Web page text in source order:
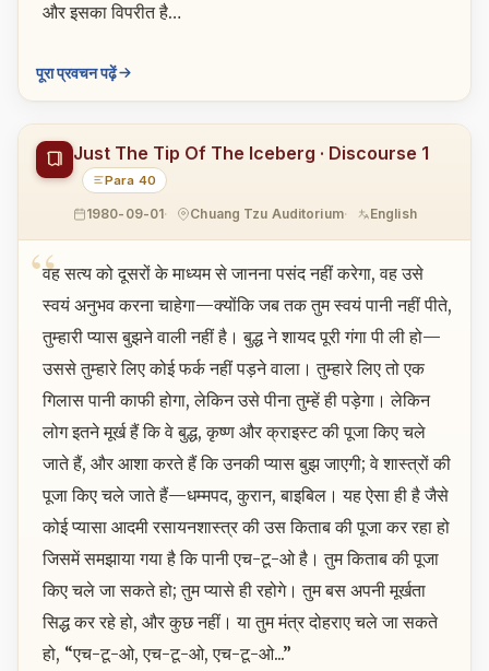
और इसका विपरीत है…
पूरा प्रवचन पढ़ें
Just The Tip Of The Iceberg · Discourse 1
Para 40
1980-09-01 Chuang Tzu Auditorium English
वह सत्य को दूसरों के माध्यम से जानना पसंद नहीं करेगा, वह उसे
स्वयं अनुभव करना चाहेगा—क्योंकि जब तक तुम स्वयं पानी नहीं पीते,
तुम्हारी प्यास बुझने वाली नहीं है। बुद्ध ने शायद पूरी गंगा पी ली हो—
उससे तुम्हारे लिए कोई फर्क नहीं पड़ने वाला। तुम्हारे लिए तो एक
गिलास पानी काफी होगा, लेकिन उसे पीना तुम्हें ही पड़ेगा। लेकिन
लोग इतने मूर्ख हैं कि वे बुद्ध, कृष्ण और क्राइस्ट की पूजा किए चले
जाते हैं, और आशा करते हैं कि उनकी प्यास बुझ जाएगी; वे शास्त्रों की
पूजा किए चले जाते हैं—धम्मपद, कुरान, बाइबिल। यह ऐसा ही है जैसे
कोई प्यासा आदमी रसायनशास्त्र की उस किताब की पूजा कर रहा हो
जिसमें समझाया गया है कि पानी एच-टू-ओ है। तुम किताब की पूजा
किए चले जा सकते हो; तुम प्यासे ही रहोगे। तुम बस अपनी मूर्खता
सिद्ध कर रहे हो, और कुछ नहीं। या तुम मंत्र दोहराए चले जा सकते
हो, “एच-टू-ओ, एच-टू-ओ, एच-टू-ओ...”